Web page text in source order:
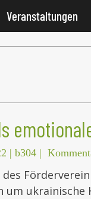
Veranstaltungen
| b304 |
des
um ukrainische